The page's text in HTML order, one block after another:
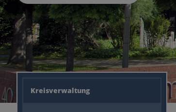
Kreisverwaltung